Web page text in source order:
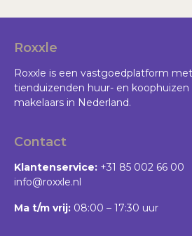
Roxxle
Roxxle is een vastgoedplatform
tienduizenden huur- en koophuizen
makelaars in Nederland.
Contact
Klantenservice: +31 85 002 66 00
info@roxxle.nl
Ma t/m vrij: 08:00 – 17:30 uur